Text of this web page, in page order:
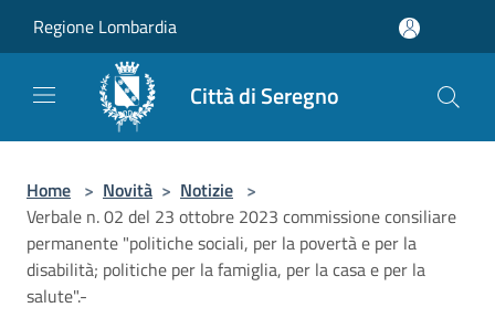
Regione Lombardia
Città di Seregno
Home > Novità > Notizie >
Verbale n. 02 del 23 ottobre 2023 commissione consiliare
permanente "politiche sociali, per la povertà e per la
disabilità; politiche per la famiglia, per la casa e per la
salute".-